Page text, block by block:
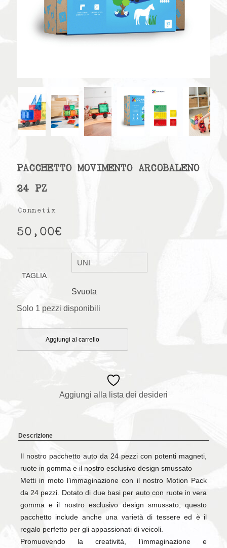
PACCHETTO MOVIMENTO ARCOBALENO
24 PZ
Connetix
50,00€
TAGLIA
Svuota
Solo 1 pezzi disponibili
Aggiungi al carrello
Aggiungi alla lista dei desideri
Descrizione
Il nostro pacchetto auto da 24 pezzi con potenti magneti,
ruote in gomma e il nostro esclusivo design smussato
Metti in moto l’immaginazione con il nostro Motion Pack
da 24 pezzi. Dotato di due basi per auto con ruote in vera
gomma e il nostro esclusivo design smussato, questo
pacchetto include anche una varietà di tessere ed è il
regalo perfetto per gli appassionati di veicoli.
Promuovendo la creatività, l’immaginazione e